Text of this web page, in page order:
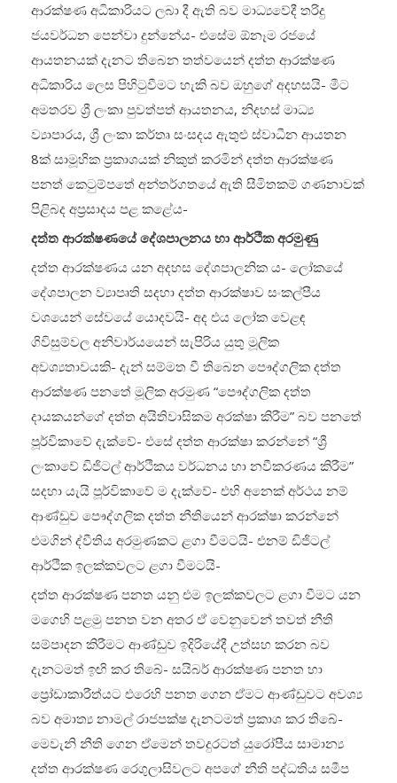
ආරක්ෂණ අධිකාරියට ලබා දී ඇති බව මාධ්‍යවේදී තරිදු
ජයවර්ධන පෙන්වා දුන්නේය- එසේම ඕනෑම රජයේ
ආයතනයක් දැනට තිබෙන තත්වයෙන් දත්ත ආරක්ෂණ
අධිකාරිය ලෙස පිහිටුවීමට හැකි බව ඔහුගේ අදහසයි- මීට
අමතරව ශ්‍රී ලංකා පුවත්පත් ආයතනය, නිදහස් මාධ්‍ය
ව්‍යාපාරය, ශ්‍රී ලංකා කර්තෘ සංසදය ඇතුළු ස්වාධීන ආයතන
8ක් සාමූහික ප්‍රකාශයක් නිකුත් කරමින් දත්ත ආරක්ෂණ
පනත් කෙටුම්පතේ අන්තර්ගතයේ ඇති සීමිතකම් ගණනාවක්
පිළිබද අප්‍රසාදය පළ කළේය-
දත්ත ආරක්ෂණයේ දේශපාලනය හා ආර්ථික අරමුණු
දත්ත ආරක්ෂණය යන අදහස දේශපාලනික ය- ලෝකයේ
දේශපාලන ව්‍යාපෘති සදහා දත්ත ආරක්ෂාව සංකල්පීය
වශයෙන් සේවයේ යොදවයි- අද එය ලෝක වෙළඳ
ගිවිසුම්වල අනිවාර්යයෙන් සැපිරිය යුතු මූලික
අවශ්‍යතාවයකි- දැන් සම්මත වී තිබෙන පෞද්ගලික දත්ත
ආරක්ෂණ පනතේ මූලික අරමුණ “පෞද්ගලික දත්ත
දායකයන්ගේ දත්ත අයිතිවාසිකම අරක්ෂා කිරීම” බව පනතේ
පූර්විකාවේ දැක්වේ- එසේ දත්ත ආරක්ෂා කරන්නේ “ශ්‍රී
ලංකාවේ ඩිජිටල් ආර්ථිකය වර්ධනය හා නවීකරණය කිරීම”
සදහා යැයි පූර්විකාවේ ම දැක්වේ- එහි අනෙක් අර්ථය නම්
ආණ්ඩුව පෞද්ගලික දත්ත නීතියෙන් ආරක්ෂා කරන්නේ
එමගින් ද්වීතිය අරමුණකට ළගා වීමටයි- එනම් ඩිජිටල්
ආර්ථික ඉලක්කවලට ළගා වීමටයි-
දත්ත ආරක්ෂණ පනත යනු එම ඉලක්කවලට ළගා වීමට යන
මගෙහි පළමු පනත වන අතර ඒ වෙනුවෙන් තවත් නීති
සම්පාදන කිරීමට ආණ්ඩුව ඉදිරියේදී උත්සහ කරන බව
දැනටමත් ඉඟි කර තිබේ- සයිබර් ආරක්ෂණ පනත හා
ප්‍රෝඩාකාරීත්යට එරෙහි පනත ගෙන ඒමට ආණ්ඩුවට අවශ්‍ය
බව අමාත්‍ය නාමල් රාජපක්ෂ දැනටමත් ප්‍රකාශ කර තිබේ-
මෙවැනි නීති ගෙන ඒමෙන් තවදුරටත් යුරෝපීය සාමාන්‍ය
දත්ත ආරක්ෂණ රෙගුලාසිවලට අපගේ නීති පද්ධතිය සමීප